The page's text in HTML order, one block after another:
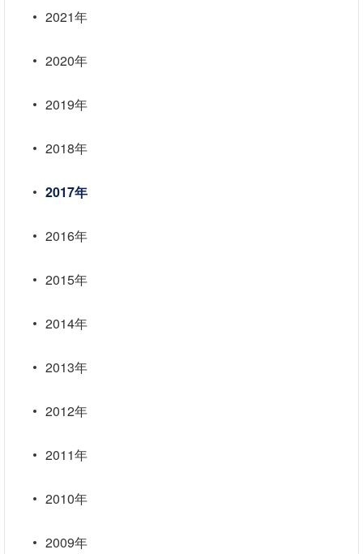
2021年
2020年
2019年
2018年
2017年
2016年
2015年
2014年
2013年
2012年
2011年
2010年
2009年